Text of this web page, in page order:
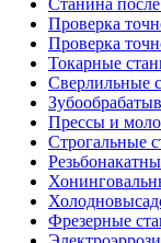
Проверка
Проверка
Токарные
Сверлильные
Прессы и
Строгальные
Фрезерные